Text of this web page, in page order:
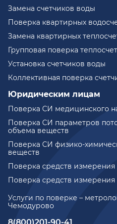
Услуги по поверке –
Чемодурово
Замена счетчиков воды
Поверка квартирных
Замена квартирных
Групповая поверка
Установка счетчиков воды
Коллективная поверка
Юридическим лицам
Поверка СИ медицинского
Поверка СИ параметров
объема веществ
Поверка СИ физико-
веществ
Поверка средств
Поверка средств